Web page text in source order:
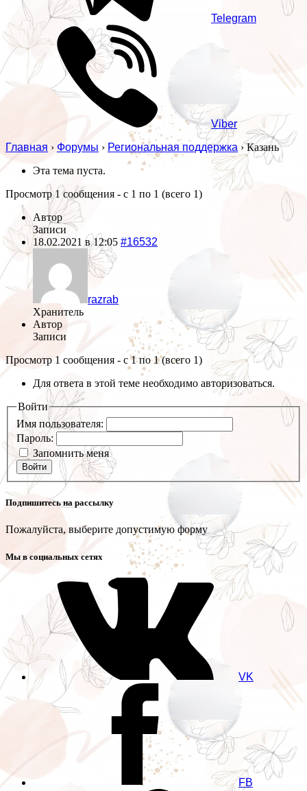
Telegram
Viber
Главная › Форумы › Региональная поддержка › Казань
Эта тема пуста.
Просмотр 1 сообщения - с 1 по 1 (всего 1)
Автор
Записи
18.02.2021 в 12:05 #16532
razrab
Хранитель
Автор
Записи
Просмотр 1 сообщения - с 1 по 1 (всего 1)
Для ответа в этой теме необходимо авторизоваться.
Войти
Имя пользователя:
Пароль:
Запомнить меня
Войти
Подпишитесь на рассылку
Пожалуйста, выберите допустимую форму
Мы в социальных сетях
VK
FB